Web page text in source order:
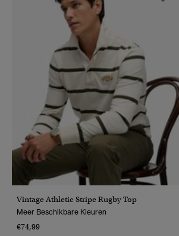
Vintage Athletic Stripe Rugby Top
Meer Beschikbare Kleuren
€74,99